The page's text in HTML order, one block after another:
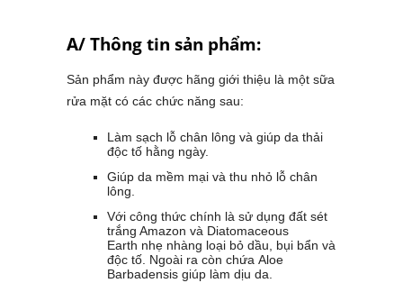
A/ Thông tin sản phẩm:
Sản phẩm này được hãng giới thiệu là một sữa
rửa mặt có các chức năng sau:
Làm sạch lỗ chân lông và giúp da thải
độc tố hằng ngày.
Giúp da mềm mại và thu nhỏ lỗ chân
lông.
Với công thức chính là sử dụng đất sét
trắng Amazon và Diatomaceous
Earth nhẹ nhàng loại bỏ dầu, bụi bẩn và
độc tố. Ngoài ra còn chứa Aloe
Barbadensis giúp làm dịu da.